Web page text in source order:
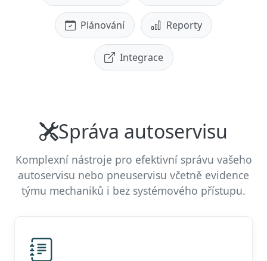
Plánování Reporty
Integrace
Správa autoservisu
Komplexní nástroje pro efektivní správu vašeho
autoservisu nebo pneuservisu včetně evidence
týmu mechaniků i bez systémového přístupu.